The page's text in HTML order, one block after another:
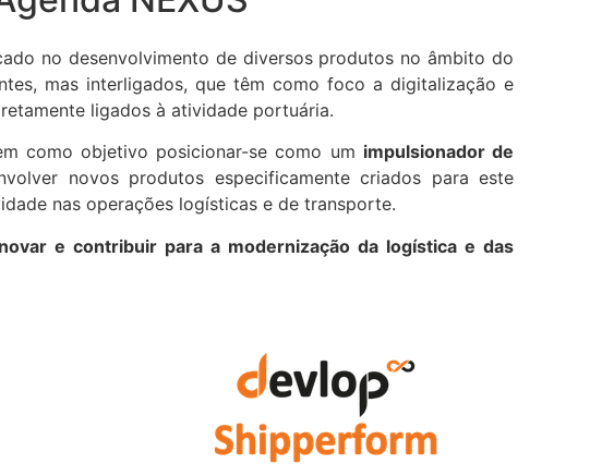
no desenvolvimento de diversos produtos no âmbito do
mas interligados, que têm como foco a digitalização e
ligados à atividade portuária.
como objetivo posicionar-se como um impulsionador de
novos produtos especificamente criados para este
nas operações logísticas e de transporte.
e contribuir para a modernização da logística e das